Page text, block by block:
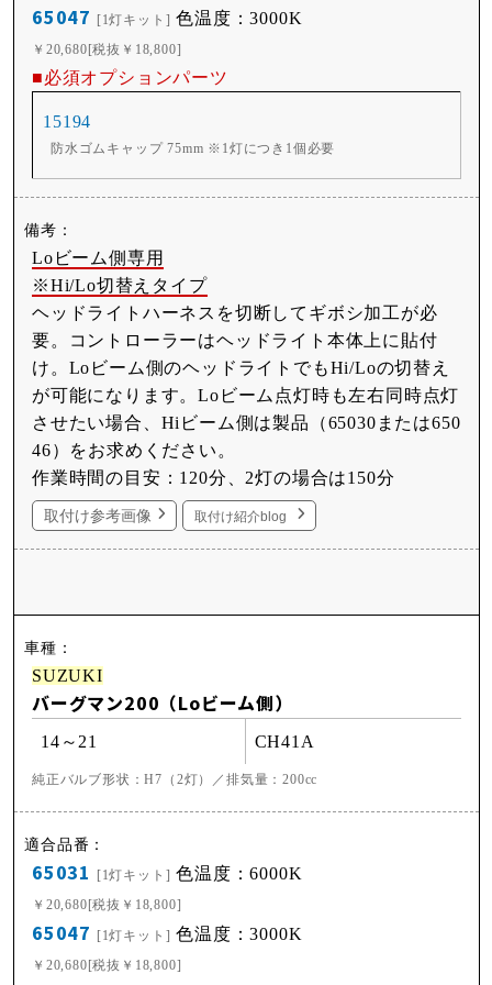
65047 [1灯キット] 色温度：3000K
￥20,680[税抜￥18,800]
■必須オプションパーツ
15194
防水ゴムキャップ 75mm ※1灯につき1個必要
Loビーム側専用
※Hi/Lo切替えタイプ
ヘッドライトハーネスを切断してギボシ加工が必
要。コントローラーはヘッドライト本体上に貼付
け。Loビーム側のヘッドライトでもHi/Loの切替え
が可能になります。Loビーム点灯時も左右同時点灯
させたい場合、Hiビーム側は製品（65030または650
46）をお求めください。
作業時間の目安：120分、2灯の場合は150分
取付け参考画像 取付け紹介blog
SUZUKI
バーグマン200（Loビーム側）
14～21 CH41A
純正バルブ形状：H7（2灯）／排気量：200cc
65031 [1灯キット] 色温度：6000K
￥20,680[税抜￥18,800]
65047 [1灯キット] 色温度：3000K
￥20,680[税抜￥18,800]